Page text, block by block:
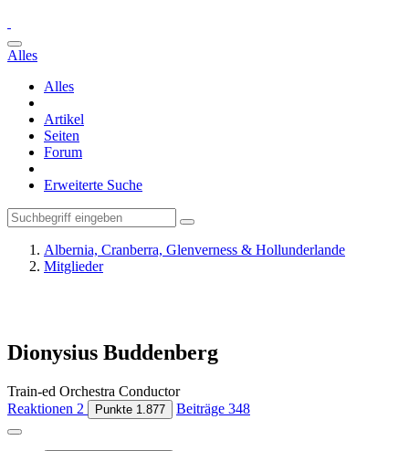
Alles
Alles
Artikel
Seiten
Forum
Erweiterte Suche
Albernia, Cranberra, Glenverness & Hollunderlande
Mitglieder
Dionysius Buddenberg
Train-ed Orchestra Conductor
Reaktionen 2 Punkte 1.877 Beiträge 348